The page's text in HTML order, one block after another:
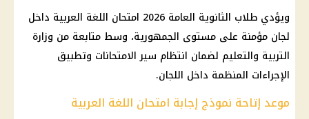
ويؤدي طلاب الثانوية العامة 2026 امتحان اللغة العربية داخل
لجان مؤمنة على مستوى الجمهورية، وسط متابعة من وزارة
التربية والتعليم لضمان انتظام سير الامتحانات وتطبيق
الإجراءات المنظمة داخل اللجان.
موعد إتاحة نموذج إجابة امتحان اللغة العربية